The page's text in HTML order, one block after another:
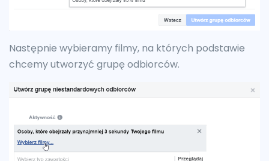
Następnie wybieramy filmy, na których podstawie
chcemy utworzyć grupę odbiorców.